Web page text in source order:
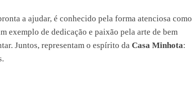
a ajudar, é conhecido pela forma atenciosa como
exemplo de dedicação e paixão pela arte de bem
Juntos, representam o espírito da Casa Minhota: